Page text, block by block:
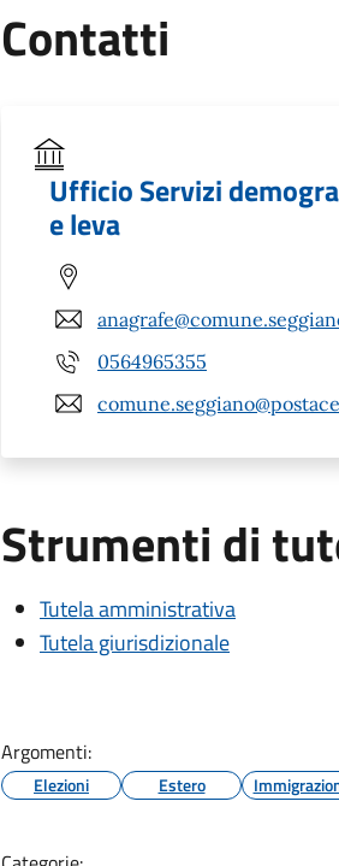
Contatti
Ufficio Servizi
e leva
0564965355
Strumenti di
Tutela amministrativa
Tutela giurisdizionale
Argomenti:
Elezioni Estero